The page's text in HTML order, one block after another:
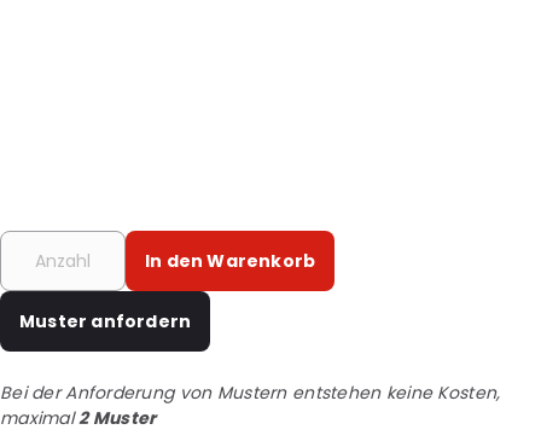
In den Warenkorb
Muster anfordern
Bei der Anforderung von Mustern entstehen keine Kosten,
maximal2 Muster